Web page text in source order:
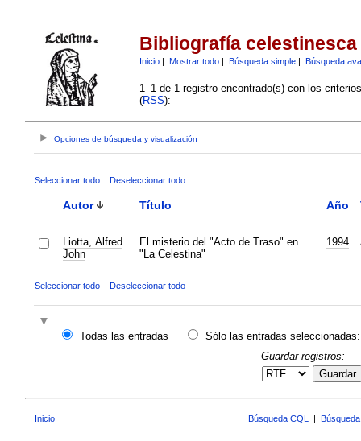
Bibliografía celestinesca
Inicio| Mostrar todo| Búsqueda simple| Búsqueda
1–1 de 1 registro encontrado(s) con los
(RSS):
Opciones de búsqueda y visualización
Seleccionar todo Deseleccionar todo
Autor Título Año
Liotta, Alfred
John
El misterio del "Acto de Traso" en
"La Celestina"
1994
Seleccionar todo Deseleccionar todo
Todas las entradas
Sólo las entradas seleccionadas:
Guardar registros:
Guardar
Inicio Búsqueda CQL